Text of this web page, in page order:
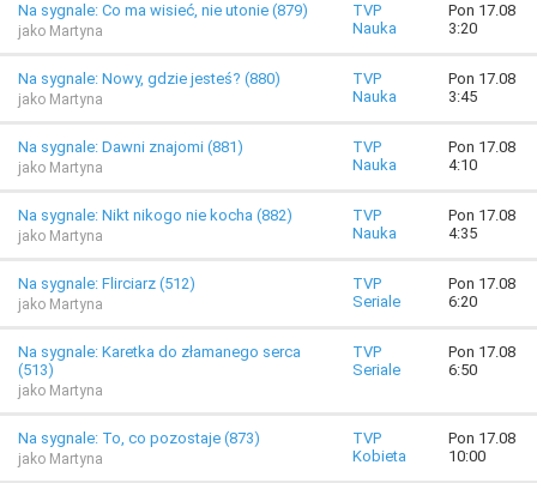
Na sygnale: Co ma wisieć, nie utonie (879)
jako Martyna
TVP
Nauka
Pon 17.08
3:20
Na sygnale: Nowy, gdzie jesteś? (880)
jako Martyna
TVP
Nauka
Pon 17.08
3:45
Na sygnale: Dawni znajomi (881)
jako Martyna
TVP
Nauka
Pon 17.08
4:10
Na sygnale: Nikt nikogo nie kocha (882)
jako Martyna
TVP
Nauka
Pon 17.08
4:35
Na sygnale: Flirciarz (512)
jako Martyna
TVP
Seriale
Pon 17.08
6:20
Na sygnale: Karetka do złamanego serca
(513)
jako Martyna
TVP
Seriale
Pon 17.08
6:50
Na sygnale: To, co pozostaje (873)
jako Martyna
TVP
Kobieta
Pon 17.08
10:00